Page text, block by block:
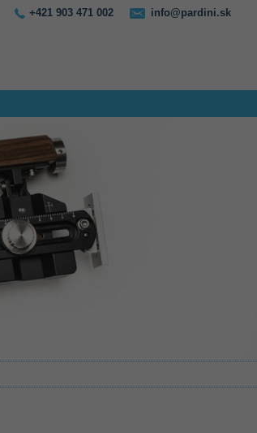
+421 903 471 002 info@pardini.sk